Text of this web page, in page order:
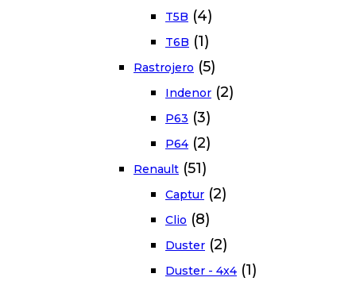
T5B (4)
T6B (1)
Rastrojero (5)
Indenor (2)
P63 (3)
P64 (2)
Renault (51)
Captur (2)
Clio (8)
Duster (2)
Duster - 4x4 (1)